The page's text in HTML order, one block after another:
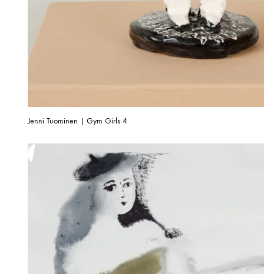
Jenni Tuominen | Gym Girls 4